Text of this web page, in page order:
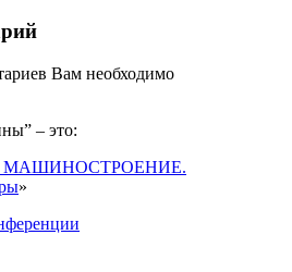
Вам необходимо
– это:
МАШИНОСТРОЕНИЕ.
»